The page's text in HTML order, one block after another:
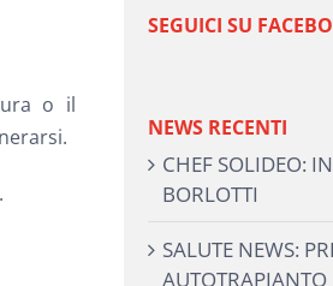
o il
SEGUICI SU
NEWS RECENTI
CHEF SOLIDEO:
BORLOTTI
SALUTE NEWS:
AUTOTRAPIANTO